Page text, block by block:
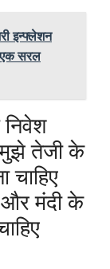
इन्फ्लेशन
एक सरल
मुझे तेजी के
चाहिए
और मंदी के